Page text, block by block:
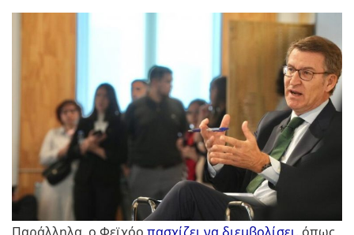
Παράλληλα, ο Φεϊχόο πασχίζει να διεμβολίσει, όπως